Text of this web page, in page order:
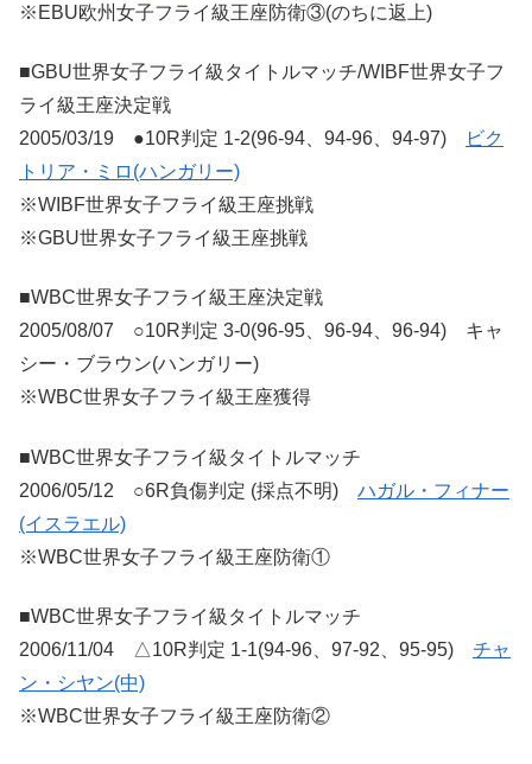
※EBU欧州女子フライ級王座防衛③(のちに返上)
■GBU世界女子フライ級タイトルマッチ/WIBF世界女子フ
ライ級王座決定戦
2005/03/19 ●10R判定 1-2(96-94、94-96、94-97)
ビク
トリア・ミロ(ハンガリー)
※WIBF世界女子フライ級王座挑戦
※GBU世界女子フライ級王座挑戦
■WBC世界女子フライ級王座決定戦
2005/08/07 ○10R判定 3-0(96-95、96-94、96-94) キャ
シー・ブラウン(ハンガリー)
※WBC世界女子フライ級王座獲得
■WBC世界女子フライ級タイトルマッチ
2006/05/12 ○6R負傷判定 (採点不明) ハガル・フィナー
(イスラエル)
※WBC世界女子フライ級王座防衛①
■WBC世界女子フライ級タイトルマッチ
2006/11/04 △10R判定 1-1(94-96、97-92、95-95) チャ
ン・シヤン(中)
※WBC世界女子フライ級王座防衛②